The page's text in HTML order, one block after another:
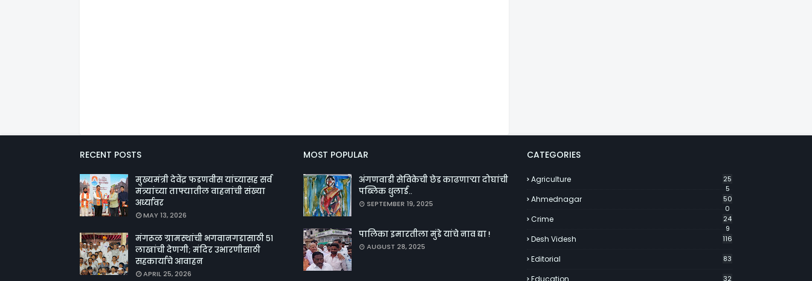
RECENT POSTS
मुख्यमंत्री देवेंद्र फडणवीस यांच्यासह सर्व
मंत्र्यांच्या ताफ्यातील वाहनांची संख्या
अर्ध्यावर
MAY 13, 2026
मंगरूळ ग्रामस्थांची भगवानगडासाठी ५१
लाखांची देणगी; मंदिर उभारणीसाठी
सहकार्याचे आवाहन
APRIL 25, 2026
MOST POPULAR
अंगणवाडी सेविकेची छेड काढणाऱ्या दोघांची
पब्लिक धुलाई..
SEPTEMBER 19, 2025
पालिका इमारतीला मुंडे यांचे नाव द्या !
AUGUST 28, 2025
CATEGORIES
Agriculture
25
5
Ahmednagar
50
0
Crime
24
9
Desh Videsh 116
Editorial 83
32